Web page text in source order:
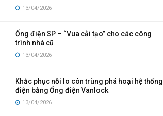
13/04/2026
Ống điện SP – “Vua cải tạo” cho các công
trình nhà cũ
13/04/2026
Khắc phục nỗi lo côn trùng phá hoại hệ thống
điện bằng Ống điện Vanlock
13/04/2026